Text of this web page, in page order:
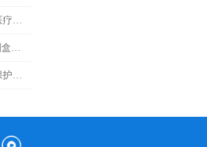
细胞炎症因子检测试剂盒是医疗的微观探索者
猪蓝耳病毒PCR核酸检测试剂盒基础科普
动物疫病检测试剂盒厂家是保护动物健康的重要环节